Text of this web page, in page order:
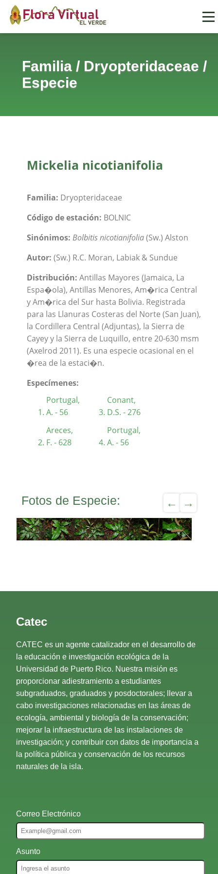
Familia/ Dryopteridaceae /
Especie
Mickelia nicotianifolia
Familia: Dryopteridaceae
Código de estación: BOLNIC
Sinónimos: Bolbitis nicotianifolia(Sw.) Alston
Autor: (Sw.) R.C. Moran, Labiak & Sundue
Distribución: Antillas Mayores (Jamaica, La
Espa�ola), Antillas Menores, Am�rica Central
y Am�rica del Sur hasta Bolivia. Registrada
para las Llanuras Costeras del Norte (San Juan),
la Cordillera Central (Adjuntas), la Sierra de
Cayey y la Sierra de Luquillo, entre 20-630 msm
(Axelrod 2011). Es una especie ocasional en el
�rea de la estaci�n.
Especímenes:
Portugal,
A. - 56
Areces,
F. - 628
Conant,
D.S. - 276
Portugal,
A. - 56
Fotos de Especie:
Catec
CATEC es un agente catalizador en el desarrollo de
la educación e investigación ecológica de la
Universidad de Puerto Rico. Nuestra misión es
proporcionar adiestramiento a estudiantes
subgraduados, graduados y posdoctorales; llevar a
cabo investigaciones relacionadas en las áreas de
ecología, ambiental y biología de la conservación;
mejorar la infraestructura de las instalaciones de
investigación; y contribuir con datos de importancia a
la política pública y conservación de los recursos
naturales de la isla.
Correo Electrónico
Asunto